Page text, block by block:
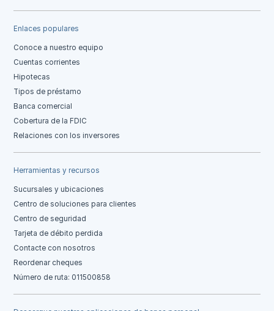
Enlaces populares
Conoce a nuestro equipo
Cuentas corrientes
Hipotecas
Tipos de préstamo
Banca comercial
Cobertura de la FDIC
Relaciones con los inversores
Herramientas y recursos
Sucursales y ubicaciones
Centro de soluciones para clientes
Centro de seguridad
Tarjeta de débito perdida
Contacte con nosotros
Reordenar cheques
Número de ruta: 011500858